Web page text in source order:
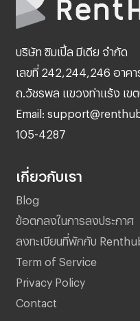
บริษัท ซิมเปิ้ล มีเดีย จำกัด
เลขที่ 242,244,246 อาคา
ถ.วัชรพล แขวงท่าแร้ง เขต
Email:
105-4287
เกี่ยวกับเรา
Blog
ข้อตกลงในการลงประกาศ
ลงทะเบียนที่พักกับ
Term of Service
Privacy Policy
Contact